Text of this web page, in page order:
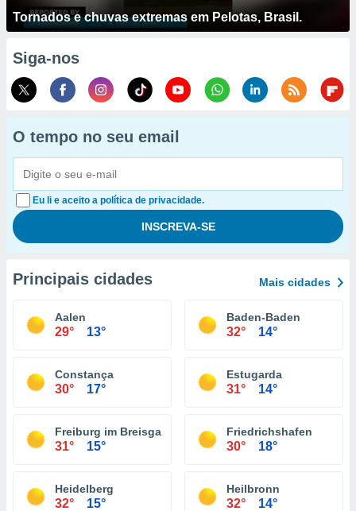
Tornados e chuvas extremas em Pelotas, Brasil.
Siga-nos
O tempo no seu email
Eu li e aceito a política de privacidade.
Principais cidades Mais cidades
Aalen
29° 13°
Baden-Baden
32° 14°
Constança
30° 17°
Estugarda
31° 14°
Freiburg im Breisgau
31° 15°
Friedrichshafen
30° 18°
Heidelberg
32° 15°
Heilbronn
32° 14°